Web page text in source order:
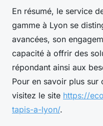
En résumé, le service
gamme à Lyon se
avancées, son
capacité à offrir des
répondant ainsi aux
Pour en savoir plus sur
visitez le site https://
tapis-a-lyon/.